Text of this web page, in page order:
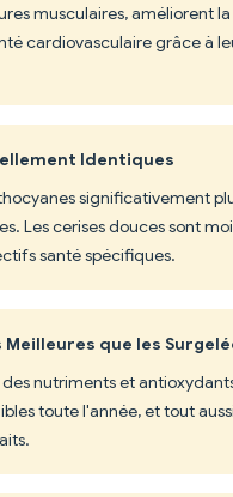
musculaires, améliorent
cardiovasculaire grâce à
Identiques
significativement
Les cerises douces sont
santé spécifiques.
Meilleures que les
nutriments et
toute l'année, et tout